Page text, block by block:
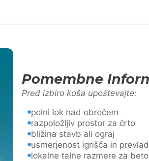
Pomembne
Pred izbiro koša upoštevajte:
polni lok nad obročem
razpoložljiv prostor za črto
bližina stavb ali ograj
usmerjenost igrišča in
lokalne talne razmere za